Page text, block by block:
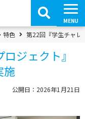
MENU
特色 第22回『学生チャレ
ジェクト』
施
公開日：2026年1月21日